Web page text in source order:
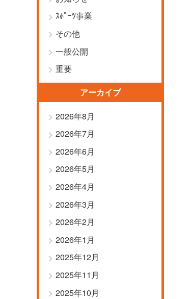
ｽﾎﾟｰﾂ事業
その他
一般公開
重要
アーカイブ
2026年8月
2026年7月
2026年6月
2026年5月
2026年4月
2026年3月
2026年2月
2026年1月
2025年12月
2025年11月
2025年10月